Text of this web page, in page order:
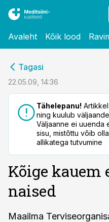
Avaleht Kõik lood
Tagasi
22.05.09, 14:36
Tähelepanu!
ning kuulub
Väljaanne ei uuenda
sisu, mistõttu võib
allikatega tutvumine
Kõige kauem
naised
Maailma